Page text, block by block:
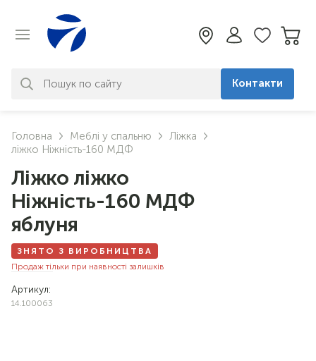
знайдено. Уточніть свій запит
Контакти
Головна Меблі у спальню
Ліжка
ліжко Ніжність-160 МДФ
Ліжко ліжко
Ніжність-160 МДФ
яблуня
ЗНЯТО З ВИРОБНИЦТВА
Продаж тільки при наявності залишків
Артикул:
14.100063